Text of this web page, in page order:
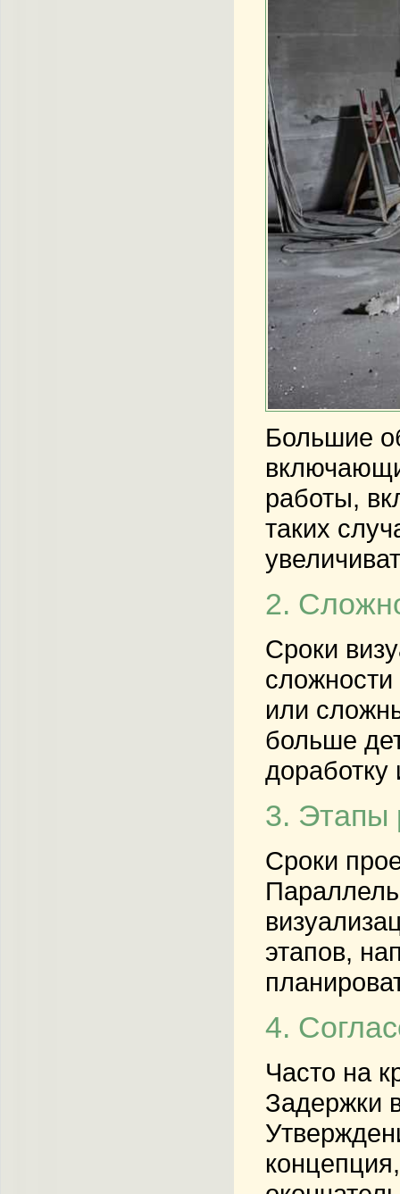
Большие
работы,
таких
2.
Сроки
сложности
или
больше
доработку
3. Этапы
Сроки
этапов,
4.
Часто на
Задержки